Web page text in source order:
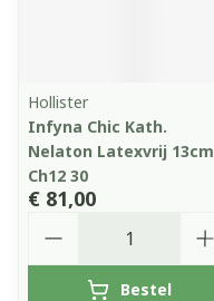
Hollister
Infyna Chic Kath.
Nelaton Latexvrij 13cm
Ch12 30
€ 81,00
Bestel